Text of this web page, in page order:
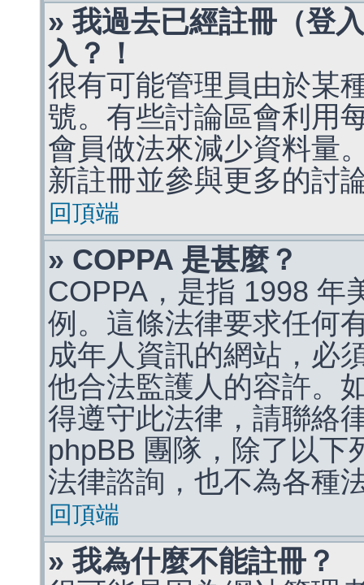
» 我過去已經註冊（登
入？！
很有可能管理員由於某
號。有些討論區會利用
會員做法來減少資料量
新註冊並參與更多的討
回頂端
» COPPA 是甚麼？
COPPA，是指 1998 年
例。這條法律要求任何
成年人資訊的網站，必
他合法監護人的容許。
得遵守此法律，請聯絡
phpBB 團隊，除了以下
法律諮詢，也不為各種
回頂端
» 我為什麼不能註冊？